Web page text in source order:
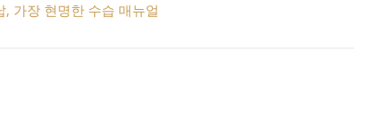
가장 현명한 수습 매뉴얼